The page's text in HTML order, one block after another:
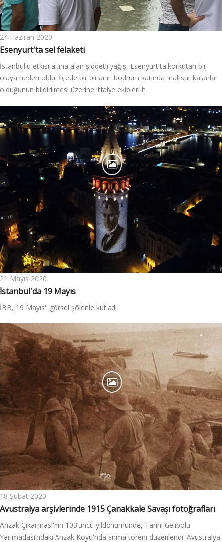
24 Haziran 2020
Esenyurt'ta sel felaketi
İstanbul'u etkisi altına alan şiddetli yağış, Esenyurt'ta korkutan bir
olaya neden oldu. İlçede bir binanın bodrum katında mahsur kalanlar
olduğunun bildirilmesi üzerine itfaiye ekipleri h
21 Mayıs 2020
İstanbul'da 19 Mayıs
İBB, 19 Mayıs'ı görsel şölenle kutladı
18 Şubat 2020
Avustralya arşivlerinde 1915 Çanakkale Savaşı fotoğrafları
Anzak Çıkarması'nın 103’üncü yıldönümünde, Tarihi Gelibolu
Yarımadası’ndaki Anzak Koyu'nda anma töreni düzenlendi. Avustralya